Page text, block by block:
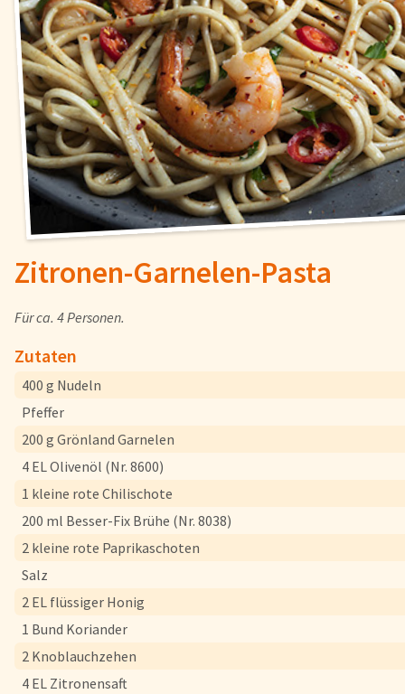
Kartoffelspezialitäten Gewürze
Geflügel Fleisch
Fisch Pizzen und
Snacks
Schnelle Mahlzeiten
Über uns
Qualität
Presse & News
Rezepte
Nährwerte & Allergene
Herkunftsländer
Lieferwagen
Login
Startseite
Genussflyer
Kontakt
Zitronen-Garnelen-Pasta
Für ca. 4 Personen.
Zutaten
400 g Nudeln
Pfeffer
200 g Grönland Garnelen
4 EL Olivenöl (Nr. 8600)
1 kleine rote Chilischote
200 ml Besser-Fix Brühe (Nr. 8038)
2 kleine rote Paprikaschoten
Salz
2 EL flüssiger Honig
1 Bund Koriander
2 Knoblauchzehen
4 EL Zitronensaft